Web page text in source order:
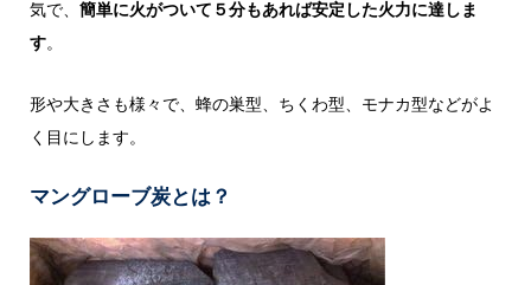
気で、 簡単に火がついて５分もあれば安定した火力に達しま
す。
形や大きさも様々で、蜂の巣型、ちくわ型、モナカ型などがよ
く目にします。
マングローブ炭とは？